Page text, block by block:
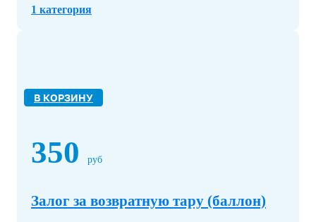
1 категория
В КОРЗИНУ
350 руб
Залог за возвратную тару (баллон)